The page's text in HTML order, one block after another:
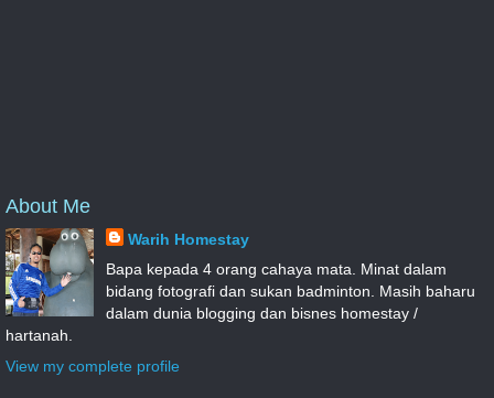
About Me
Warih Homestay
Bapa kepada 4 orang cahaya mata. Minat dalam
bidang fotografi dan sukan badminton. Masih baharu
dalam dunia blogging dan bisnes homestay /
hartanah.
View my complete profile